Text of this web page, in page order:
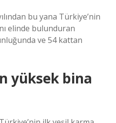
bu yana Türkiye’nin
elinde bulunduran
ve 54 kattan
yüksek bina